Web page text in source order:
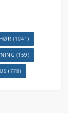
(1041)
(159)
(778)